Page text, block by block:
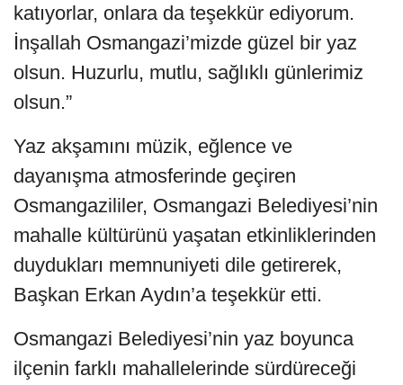
katıyorlar, onlara da teşekkür ediyorum.
İnşallah Osmangazi’mizde güzel bir yaz
olsun. Huzurlu, mutlu, sağlıklı günlerimiz
olsun.”
Yaz akşamını müzik, eğlence ve
dayanışma atmosferinde geçiren
Osmangazililer, Osmangazi Belediyesi’nin
mahalle kültürünü yaşatan etkinliklerinden
duydukları memnuniyeti dile getirerek,
Başkan Erkan Aydın’a teşekkür etti.
Osmangazi Belediyesi’nin yaz boyunca
ilçenin farklı mahallelerinde sürdüreceği